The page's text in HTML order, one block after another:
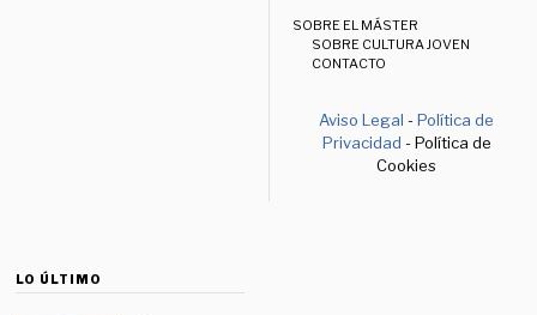
SOBRE EL MÁSTER
SOBRE CULTURA JOVEN
CONTACTO
Aviso Legal -Política de
Privacidad - Política de
Cookies
LO ÚLTIMO